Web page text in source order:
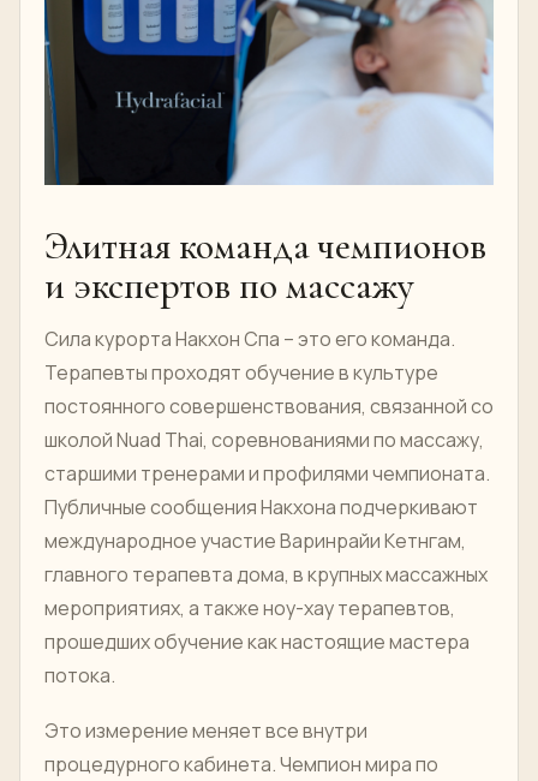
Элитная команда чемпионов
и экспертов по массажу
Сила курорта Накхон Спа – это его команда.
Терапевты проходят обучение в культуре
постоянного совершенствования, связанной со
школой Nuad Thai, соревнованиями по массажу,
старшими тренерами и профилями чемпионата.
Публичные сообщения Накхона подчеркивают
международное участие Варинрайи Кетнгам,
главного терапевта дома, в крупных массажных
мероприятиях, а также ноу-хау терапевтов,
прошедших обучение как настоящие мастера
потока.
Это измерение меняет все внутри
процедурного кабинета. Чемпион мира по